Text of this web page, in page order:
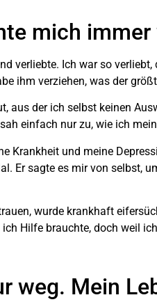
mich
verliebte. Ich war so
ihm verziehen, was der
aus der ich selbst keinen
einfach nur zu, wie ich
Krankheit und meine
Er sagte es mir von selbst,
wurde krankhaft
Hilfe brauchte, doch weil
weg. Mein